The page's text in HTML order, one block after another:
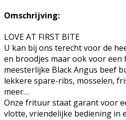
Omschrijving:
LOVE AT FIRST BITE
U kan bij ons terecht voor de
en broodjes maar ook voor een
meesterlijke Black Angus beef
lekkere spare-ribs, mosselen,
meer…
Onze frituur staat garant voor
vlotte, vriendelijke bediening in